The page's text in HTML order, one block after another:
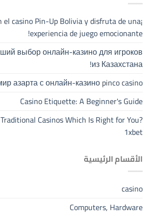
el casino Pin-Up Bolivia y disfruta de una
experiencia de juego emocionante!
выбор онлайн-казино для игроков
из Казахстана!
азарта с онлайн-казино pinco casino!
Casino Etiquette: A Beginner's Guide
Casinos Which Is Right for You?
1xbet
الأقسام الرئيسية
casino
Computers, Hardware